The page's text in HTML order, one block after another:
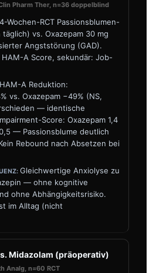
Pharm Ther, n=36 doppelblind
4-Wochen-RCT Passionsblumen-
vs. Oxazepam 30 mg
Angststörung (GAD).
A Score, sekundär: Job-
HAM-A Reduktion:
vs. Oxazepam −49% (NS,
— identische
Score: Oxazepam 1,4
— Passionsblume deutlich
Rebound nach Absetzen bei
Gleichwertige Anxiolyse zu
— ohne kognitive
ohne Abhängigkeitsrisiko.
im Alltag (nicht
Midazolam (präoperativ)
Analg, n=60 RCT